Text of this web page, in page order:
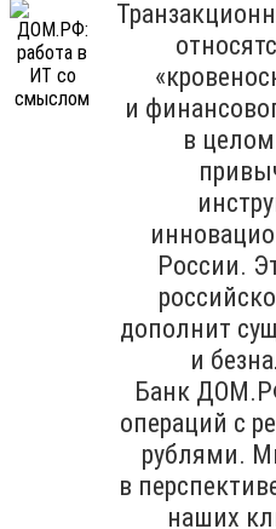
и
в
России.
дополнит
и
Банк
операций с
рублями.
в
наших